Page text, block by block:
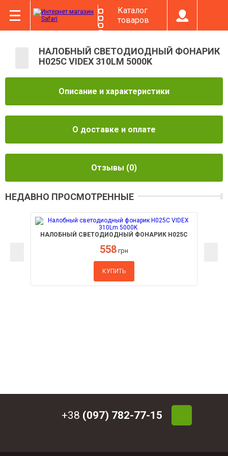
Каталог
товаров
НАЛОБНЫЙ СВЕТОДИОДНЫЙ ФОНАРИК
H025C VIDEX 310LM 5000K
Описание и характеристики
О доставке и оплате
Отзывы (0)
НЕДАВНО ПРОСМОТРЕННЫЕ
НАЛОБНЫЙ СВЕТОДИОДНЫЙ ФОНАРИК H025C
558 грн
КУПИТЬ
+38 (097) 782-77-15